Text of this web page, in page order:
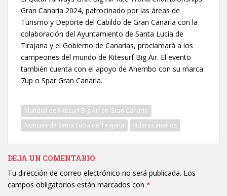
Gran Canaria 2024, patrocinado por las áreas de
Turismo y Deporte del Cabildo de Gran Canaria con la
colaboración del Ayuntamiento de Santa Lucía de
Tirajana y el Gobierno de Canarias, proclamará a los
campeones del mundo de Kitesurf Big Air. El evento
también cuenta con el apoyo de Ahembo con su marca
7up o Spar Gran Canaria.
Mundial de Kitesurf Big Air en Gran Canaria
Noticias de Santa Lucia de Tirajana
riders canarios
DEJA UN COMENTARIO
Tu dirección de correo electrónico no será publicada. Los
campos obligatorios están marcados con *